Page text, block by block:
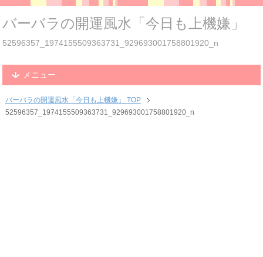
バーバラの開運風水「今日も上機嫌」
52596357_1974155509363731_929693001758801920_n
メニュー
バーバラの開運風水「今日も上機嫌」 TOP
52596357_1974155509363731_929693001758801920_n